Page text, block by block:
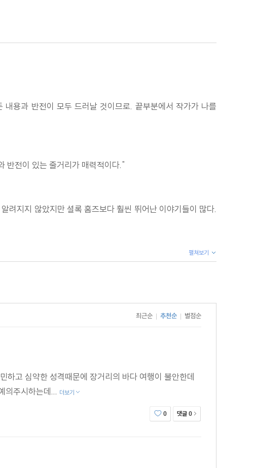
용과 반전이 모두 드러날 것이므로. 끝부분에서 작가가 나를
반전이 있는 줄거리가 매력적이다."
려지지 않았지만 셜록 홈즈보다 훨씬 뛰어난 이야기들이 많다.
되었다."
펼쳐보기
최근순 | 추천순 | 별점순
하고 심약한 성격때문에 장거리의 바다 여행이 불안한데
의주시하는데... 더보기
0 댓글 0